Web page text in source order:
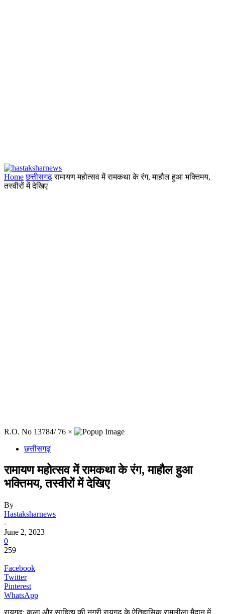
Home छत्तीसगढ़ रामायण महोत्सव में रामकथा के रंग, माहौल हुआ भक्तिमय,
तस्वीरों में देखिए
R.O. No 13784/ 76 ×
छत्तीसगढ़
रामायण महोत्सव में रामकथा के रंग, माहौल हुआ
भक्तिमय, तस्वीरों में देखिए
By
Hastaksharnews
-
June 2, 2023
0
259
Facebook
Twitter
Pinterest
WhatsApp
रायगढ़: कला और साहित्य की नगरी रायगढ़ के ऐतिहासिक रामलीला मैदान में